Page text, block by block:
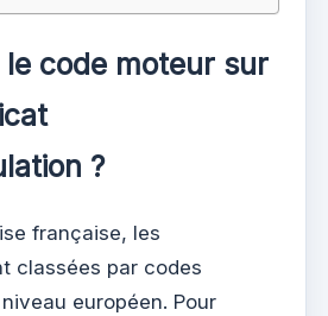
le code moteur sur
?
française, les
classées par codes
européen. Pour